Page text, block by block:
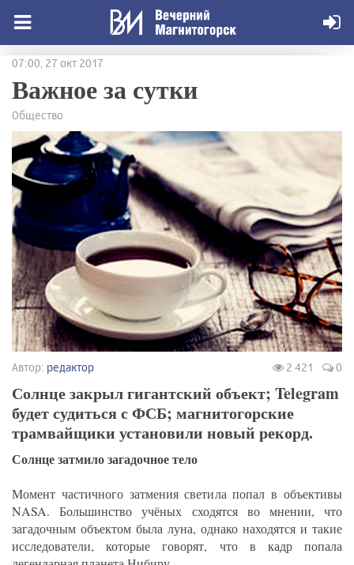
07:00, 27 окт 2017
Важное за сутки
Общество
Автор: редактор 2 421 0
Солнце закрыл гигантский объект; Telegram
будет судиться с ФСБ; магнитогорские
трамвайщики установили новый рекорд.
Солнце затмило загадочное тело
Момент частичного затмения светила попал в объективы
NASA. Большинство учёных сходятся во мнении, что
загадочным объектом была луна, однако находятся и такие
исследователи, которые говорят, что в кадр попала